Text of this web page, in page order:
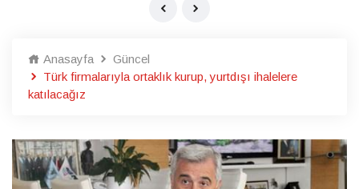
Anasayfa
Güncel
Türk firmalarıyla ortaklık kurup, yurtdışı ihalelere
katılacağız